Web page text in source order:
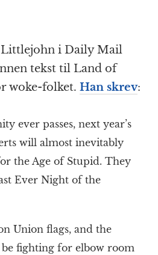
i Daily Mail
tekst til Land of
woke-folket. Han skrev:
ever passes, next year’s
will almost inevitably
the Age of Stupid. They
Ever Night of the
Union flags, and the
fighting for elbow room